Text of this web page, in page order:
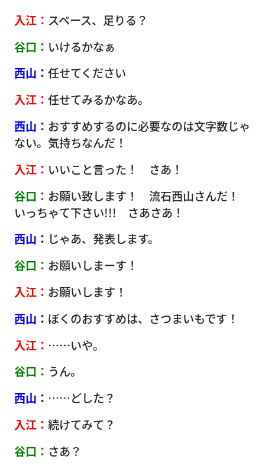
入江： スペース、足りる？
谷口： いけるかなぁ
西山： 任せてください
入江： 任せてみるかなあ。
西山： おすすめするのに必要なのは文字数じゃ
ない。気持ちなんだ！
入江： いいこと言った！ さあ！
谷口： お願い致します！ 流石西山さんだ！
いっちゃて下さい!!! さあさあ！
西山： じゃあ、発表します。
谷口： お願いしまーす！
入江： お願いします！
西山： ぼくのおすすめは、さつまいもです！
入江： ……いや。
谷口： うん。
西山： ……どした？
入江： 続けてみて？
谷口： さあ？